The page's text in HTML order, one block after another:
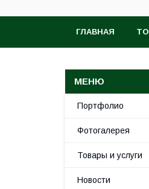
ГЛАВНАЯ
Портфолио
Фотогалерея
Товары и услуги
Новости